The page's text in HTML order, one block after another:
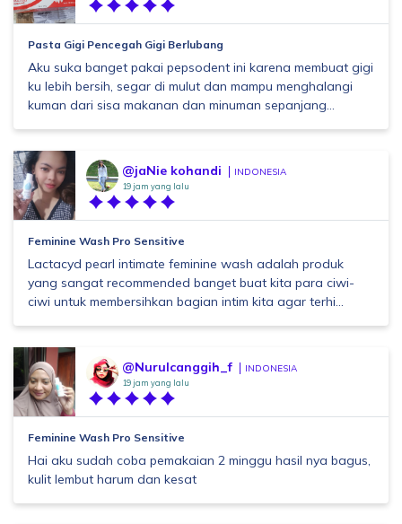
Pasta Gigi Pencegah Gigi Berlubang
Aku suka banget pakai pepsodent ini karena membuat gigi
ku lebih bersih, segar di mulut dan mampu menghalangi
kuman dari sisa makanan dan minuman sepanjang...
@jaNie kohandi INDONESIA
19 jam yang lalu
Feminine Wash Pro Sensitive
Lactacyd pearl intimate feminine wash adalah produk
yang sangat recommended banget buat kita para ciwi-
ciwi untuk membersihkan bagian intim kita agar terhi...
@Nurulcanggih_f INDONESIA
19 jam yang lalu
Feminine Wash Pro Sensitive
Hai aku sudah coba pemakaian 2 minggu hasil nya bagus,
kulit lembut harum dan kesat